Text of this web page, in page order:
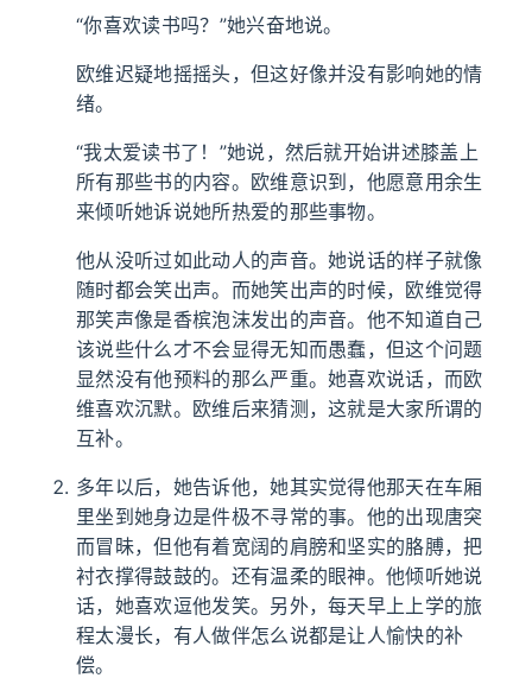
“你喜欢读书吗？”她兴奋地说。
欧维迟疑地摇摇头，但这好像并没有影响她的情
绪。
“我太爱读书了！”她说，然后就开始讲述膝盖上
所有那些书的内容。欧维意识到，他愿意用余生
来倾听她诉说她所热爱的那些事物。
他从没听过如此动人的声音。她说话的样子就像
随时都会笑出声。而她笑出声的时候，欧维觉得
那笑声像是香槟泡沫发出的声音。他不知道自己
该说些什么才不会显得无知而愚蠢，但这个问题
显然没有他预料的那么严重。她喜欢说话，而欧
维喜欢沉默。欧维后来猜测，这就是大家所谓的
互补。
多年以后，她告诉他，她其实觉得他那天在车厢
里坐到她身边是件极不寻常的事。他的出现唐突
而冒昧，但他有着宽阔的肩膀和坚实的胳膊，把
衬衣撑得鼓鼓的。还有温柔的眼神。他倾听她说
话，她喜欢逗他发笑。另外，每天早上上学的旅
程太漫长，有人做伴怎么说都是让人愉快的补
偿。